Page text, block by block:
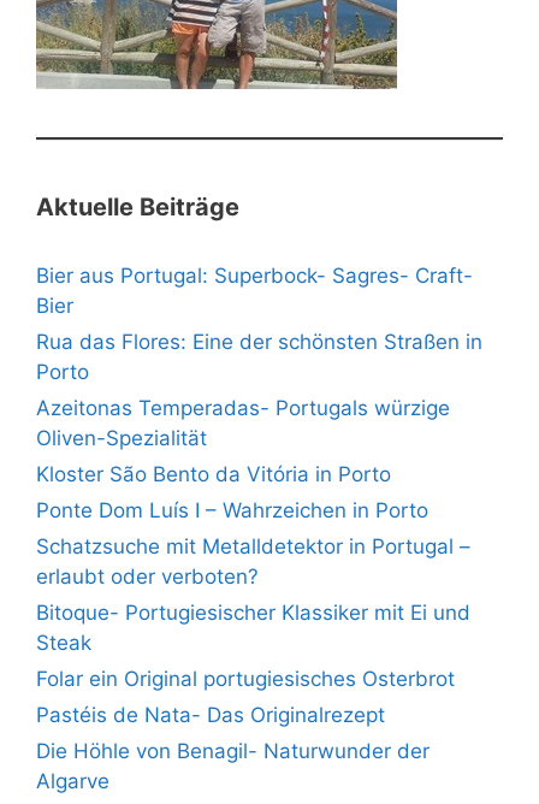
Aktuelle Beiträge
Bier aus Portugal: Superbock- Sagres- Craft-
Bier
Rua das Flores: Eine der schönsten Straßen in
Porto
Azeitonas Temperadas- Portugals würzige
Oliven-Spezialität
Kloster São Bento da Vitória in Porto
Ponte Dom Luís I – Wahrzeichen in Porto
Schatzsuche mit Metalldetektor in Portugal –
erlaubt oder verboten?
Bitoque- Portugiesischer Klassiker mit Ei und
Steak
Folar ein Original portugiesisches Osterbrot
Pastéis de Nata- Das Originalrezept
Die Höhle von Benagil- Naturwunder der
Algarve